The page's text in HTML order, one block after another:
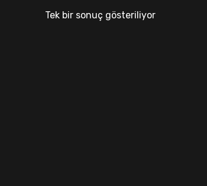
Tek bir sonuç gösteriliyor